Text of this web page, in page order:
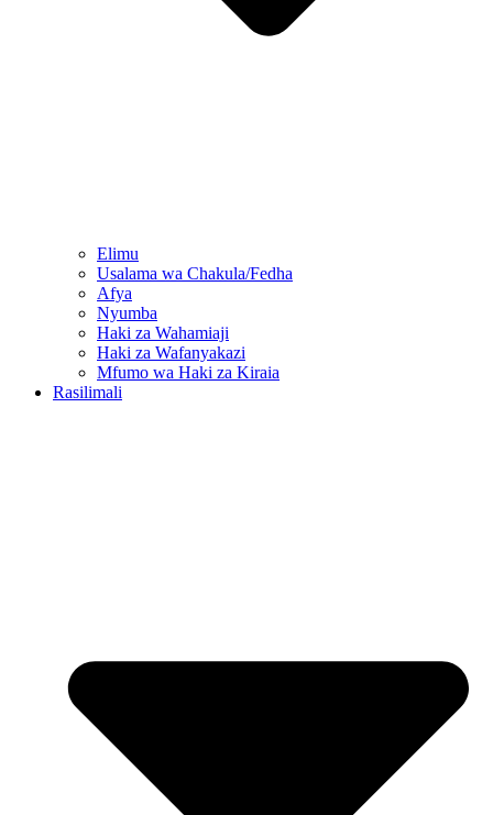
Elimu
Usalama wa Chakula/Fedha
Afya
Nyumba
Haki za Wahamiaji
Haki za Wafanyakazi
Mfumo wa Haki za Kiraia
Rasilimali